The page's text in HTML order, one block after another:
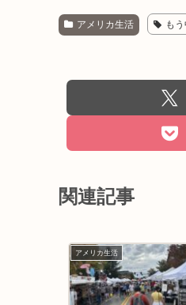
アメリカ生活 も
関連記事
アメリカ生活